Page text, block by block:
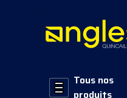
Tous nos
produits